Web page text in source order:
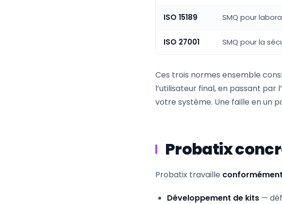
ISO 15189 SMQ pour
ISO 27001 SMQ pour la
Ces trois normes ensemble
l’utilisateur final, en passant par
votre système. Une faille en un
Probatix
Probatix travaille conformément
Développement de kits —